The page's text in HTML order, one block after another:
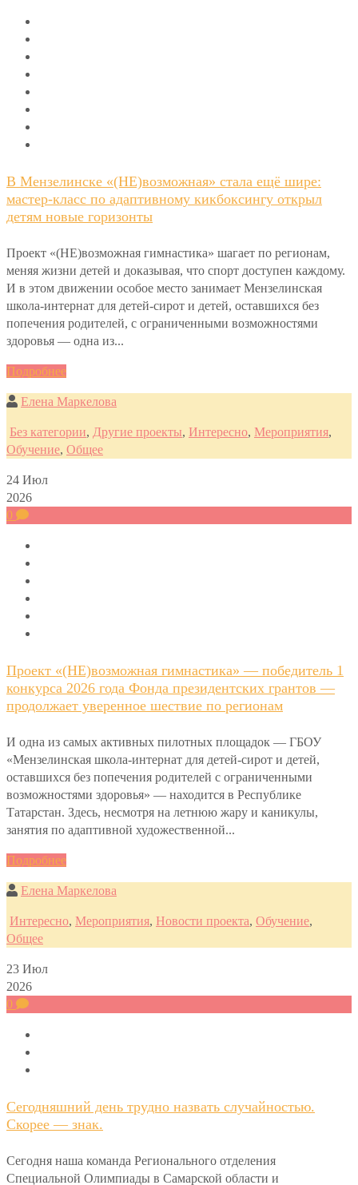
В Мензелинске «(НЕ)возможная» стала ещё шире:
мастер-класс по адаптивному кикбоксингу открыл
детям новые горизонты
Проект «(НЕ)возможная гимнастика» шагает по регионам,
меняя жизни детей и доказывая, что спорт доступен каждому.
И в этом движении особое место занимает Мензелинская
школа-интернат для детей-сирот и детей, оставшихся без
попечения родителей, с ограниченными возможностями
здоровья — одна из...
Подробнее
Елена Маркелова
Без категории, Другие проекты, Интересно, Мероприятия,
Обучение, Общее
24 Июл
2026
0
Проект «(НЕ)возможная гимнастика» — победитель 1
конкурса 2026 года Фонда президентских грантов —
продолжает уверенное шествие по регионам
И одна из самых активных пилотных площадок — ГБОУ
«Мензелинская школа-интернат для детей-сирот и детей,
оставшихся без попечения родителей с ограниченными
возможностями здоровья» — находится в Республике
Татарстан. Здесь, несмотря на летнюю жару и каникулы,
занятия по адаптивной художественной...
Подробнее
Елена Маркелова
Интересно, Мероприятия, Новости проекта, Обучение,
Общее
23 Июл
2026
0
Сегодняшний день трудно назвать случайностью.
Скорее — знак.
Сегодня наша команда Регионального отделения
Специальной Олимпиады в Самарской области и